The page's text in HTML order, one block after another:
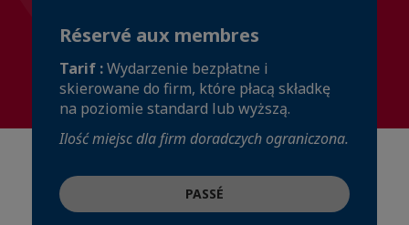
Réservé aux membres
Tarif :Wydarzenie bezpłatne i
skierowane do firm, które płacą składkę
na poziomie standard lub wyższą.
Ilość miejsc dla firm doradczych ograniczona.
PASSÉ